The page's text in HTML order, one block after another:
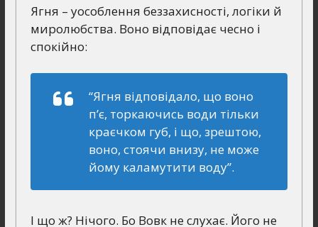
Ягня – уособлення беззахисності, логіки й
миролюбства. Воно відповідає чесно і
спокійно:
“Ягня відповідало, що воно
п’є, торкаючись води тільки
краєчком губ, і що, зрештою,
воно, стоячи внизу, не може
йому каламутити воду”.
І що ж? Нічого. Бо Вовк не слухає. Його не